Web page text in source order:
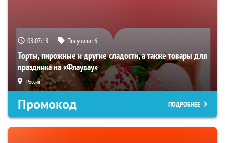
08:07:16 Получили:6
Торты, пирожные и другие сладости, а также товары для
праздника на «Флаувау»
Россия
Промокод ПОДРОБНЕЕ